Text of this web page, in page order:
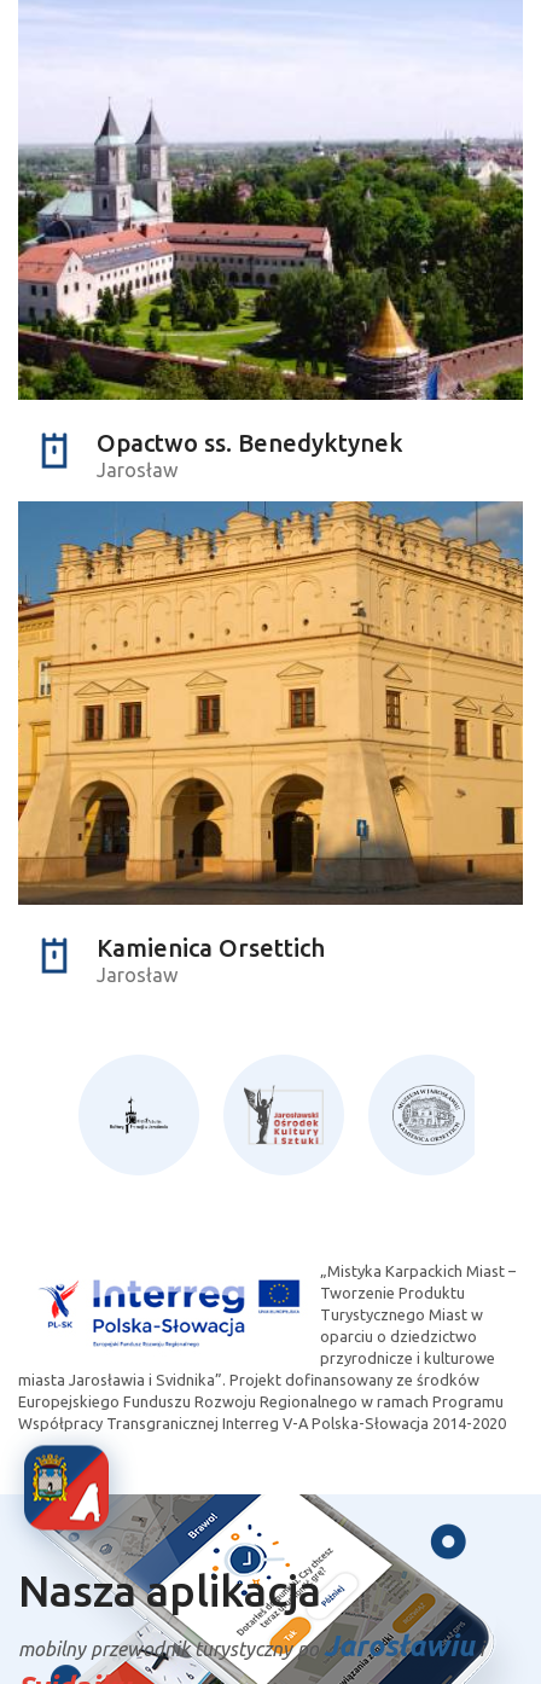
Opactwo ss. Benedyktynek
Jarosław
Kamienica Orsettich
Jarosław
„Mistyka Karpackich Miast –
Tworzenie Produktu
Turystycznego Miast w
oparciu o dziedzictwo
przyrodnicze i kulturowe
miasta Jarosławia i Svidnika”. Projekt dofinansowany ze środków
Europejskiego Funduszu Rozwoju Regionalnego w ramach Programu
Współpracy Transgranicznej Interreg V-A Polska-Słowacja 2014-2020
Nasza aplikacja
mobilny przewodnik turystyczny poJarosławiui